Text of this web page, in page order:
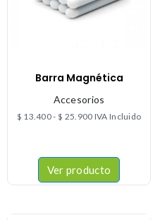
Barra Magnética
Accesorios
$ 13.400- $ 25.900 IVA Incluido
Ver producto